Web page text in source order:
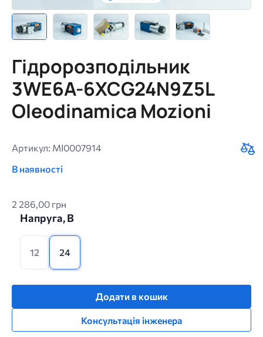
Гідророзподільник
3WE6A-6XCG24N9Z5L
Oleodinamica Mozioni
Артикул: MI0007914
В наявності
2 286,00 грн
Напруга, В
12 24
Додати в кошик
Консультація інженера